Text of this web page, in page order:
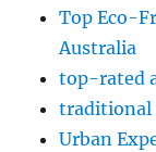
Top Eco-
Australia
top-rated
traditional
Urban